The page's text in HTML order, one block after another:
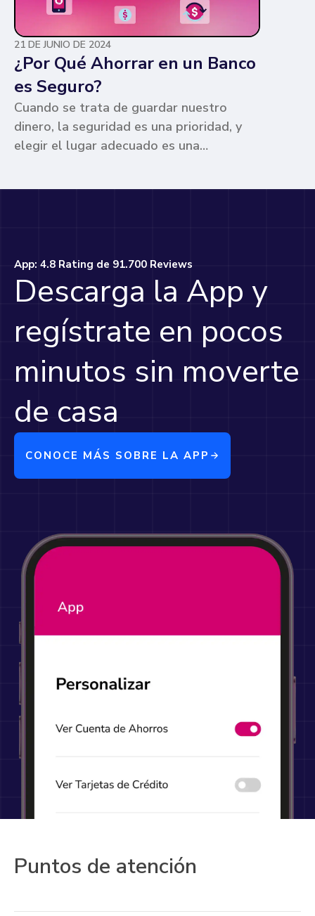
21 DE JUNIO DE 2024
¿Por Qué Ahorrar en un Banco
es Seguro?
Cuando se trata de guardar nuestro
dinero, la seguridad es una prioridad, y
elegir el lugar adecuado es una
App: 4.8 Rating de 91.700 Reviews
Descarga la App y
regístrate en pocos
minutos sin moverte
de casa
CONOCE MÁS SOBRE LA APP
Puntos de atención